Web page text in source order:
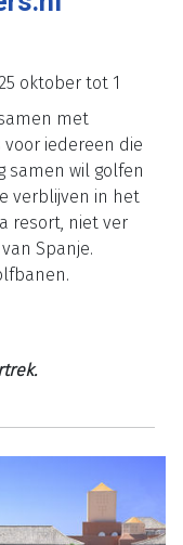
oktober tot 1
met
iedereen die
samen wil golfen
verblijven in het
resort, niet ver
Spanje.